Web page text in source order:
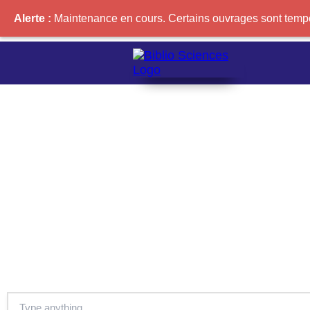
Alerte : Maintenance en cours. Certains ouvrages sont